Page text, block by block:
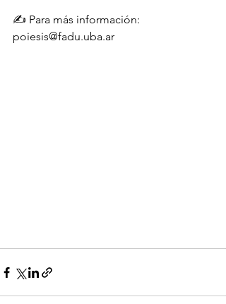
✍️ Para más información:
poiesis@fadu.uba.ar